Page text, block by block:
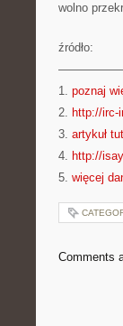
wolno
źródło:
1. poznaj
2. http://irc-
3. artykuł
4. http://
5. więcej
Comments